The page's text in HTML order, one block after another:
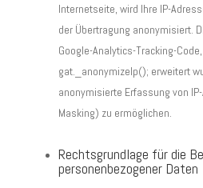
Internetseite, wird Ihre IP-
der Übertragung anonymisiert.
Google-Analytics-Tracking-
gat._anonymizeIp(); erweitert
anonymisierte Erfassung von
Masking) zu ermöglichen.
Rechtsgrundlage für die
personenbezogener Daten